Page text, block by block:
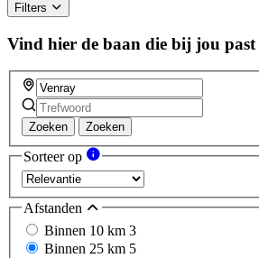
Filters
Vind hier de baan die bij jou past
Zoeken Zoeken
Sorteer op
Afstanden
Binnen 10 km 3
Binnen 25 km 5